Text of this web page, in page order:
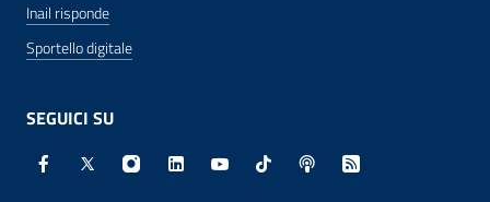
Inail risponde
Sportello digitale
SEGUICI SU
Facebook - Sito esterno - Apertura in nuova finestra
X - Sito esterno - Apertura in nuova finestra
Instagram - Sito esterno - Apertura in
Linkedin - Sito esterno - Apertura in
Youtube - Sito esterno -
TikTok - Sito esterno -
Spreaker - Sito
Feed RSS -